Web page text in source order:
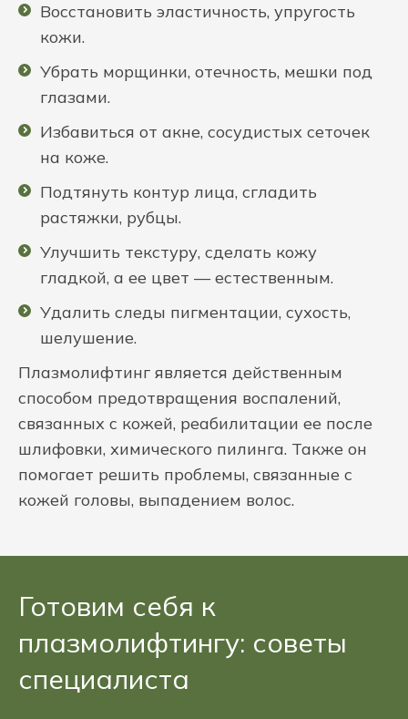
Восстановить эластичность, упругость
кожи.
Убрать морщинки, отечность, мешки под
глазами.
Избавиться от акне, сосудистых сеточек
на коже.
Подтянуть контур лица, сгладить
растяжки, рубцы.
Улучшить текстуру, сделать кожу
гладкой, а ее цвет — естественным.
Удалить следы пигментации, сухость,
шелушение.
Плазмолифтинг является действенным
способом предотвращения воспалений,
связанных с кожей, реабилитации ее после
шлифовки, химического пилинга. Также он
помогает решить проблемы, связанные с
кожей головы, выпадением волос.
Готовим себя к
плазмолифтингу: советы
специалиста